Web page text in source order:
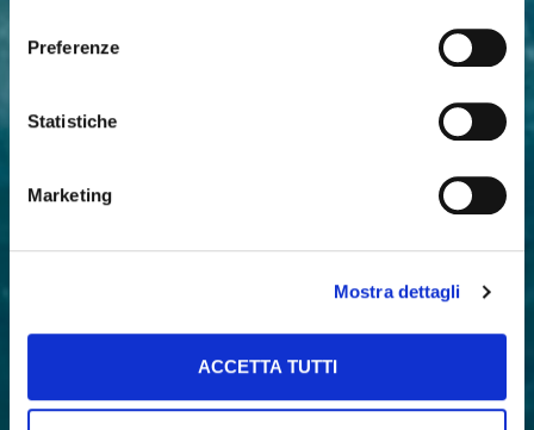
Preferenze
Statistiche
Marketing
Mostra dettagli
ACCETTA TUTTI